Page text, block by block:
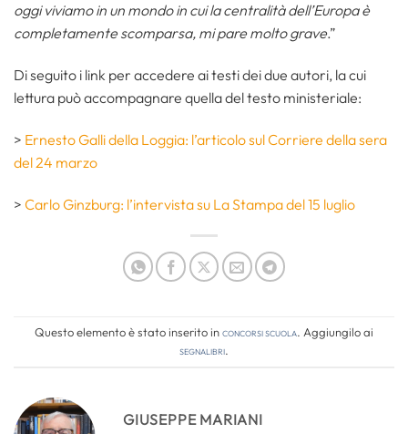
oggi viviamo in un mondo in cui la centralità dell’Europa è
completamente scomparsa, mi pare molto grave.”
Di seguito i link per accedere ai testi dei due autori, la cui
lettura può accompagnare quella del testo ministeriale:
> Ernesto Galli della Loggia: l’articolo sul Corriere della sera
del 24 marzo
> Carlo Ginzburg: l’intervista su La Stampa del 15 luglio
Questo elemento è stato inserito inConcorsi Scuola. Aggiungilo ai
segnalibri.
GIUSEPPE MARIANI